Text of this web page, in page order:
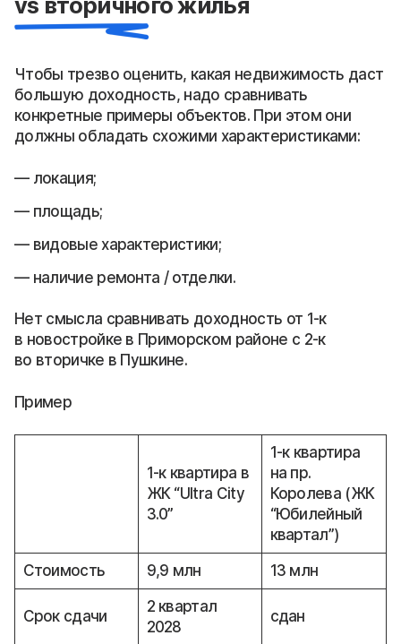
Чтобы трезво оценить, какая недвижимость даст
большую доходность, надо сравнивать
конкретные примеры объектов. При этом они
должны обладать схожими характеристиками:
локация;
площадь;
видовые характеристики;
наличие ремонта / отделки.
Нет смысла сравнивать доходность от 1-к
в новостройке в Приморском районе с 2-к
во вторичке в Пушкине.
Пример
1-к квартира в
ЖК “Ultra City
3.0”
1-к квартира
на пр.
Королева (ЖК
“Юбилейный
квартал”)
Стоимость
9,9 млн 13 млн
Срок сдачи
2 квартал
2028
сдан